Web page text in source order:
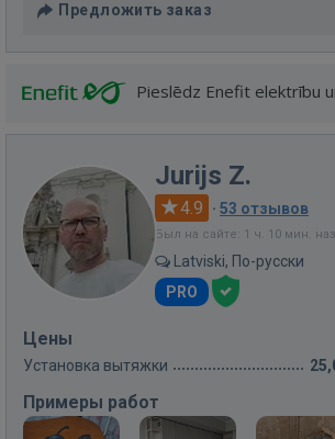
Предложить заказ
Pieslēdz Enefit elektrību
Jurijs Z.
4.9 · 53 отзывов
Был на сайте: 1 ч. 10 мин.
Latviski, По-русски
PRO
Цены
Установка вытяжки
Примеры работ